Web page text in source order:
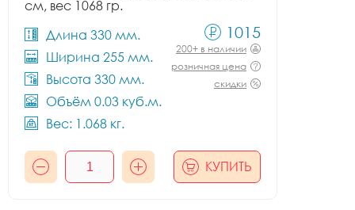
см, вес 1068 гр.
Длина 330 мм.
Ширина 255 мм.
Высота 330 мм.
Объём 0.03 куб.м.
Вес: 1.068 кг.
1015
200+ в наличии
розничная цена
скидки
КУПИТЬ